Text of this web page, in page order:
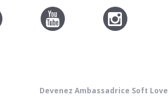
Devenez Ambassadrice Soft Love